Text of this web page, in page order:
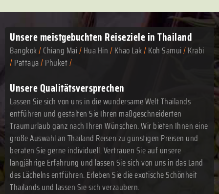
Unsere meistgebuchten Reiseziele in Thailand
Bangkok/Chiang Mai/Hua Hin/Khao Lak/Koh Samui/Krabi
/Pattaya/Phuket/
Unsere Qualitätsversprechen
Lassen Sie sich von uns in die wundersame Welt Thailands
entführen und gestalten Sie Ihren maßgeschneiderten
Traumurlaub ganz nach Ihren Wünschen. Wir bieten Ihnen eine
große Auswahl an Thailand Reisen zu günstigen Preisen und
beraten Sie gerne individuell. Vertrauen Sie auf unsere
langjährige Erfahrung und lassen Sie sich von uns in das Land
des Lächelns entführen. Erleben Sie die exotische Schönheit
Thailands und lassen Sie sich verzaubern.